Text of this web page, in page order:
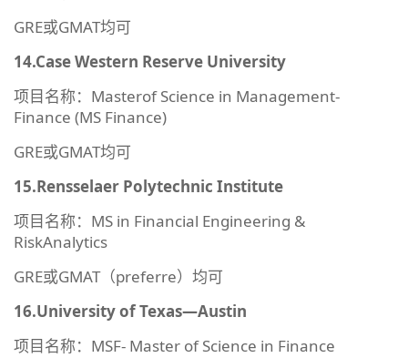
GRE或GMAT均可
14.Case Western Reserve University
项目名称：Masterof Science in Management-
Finance (MS Finance)
GRE或GMAT均可
15.Rensselaer Polytechnic Institute
项目名称：MS in Financial Engineering &
RiskAnalytics
GRE或GMAT（preferre）均可
16.University of Texas—Austin
项目名称：MSF- Master of Science in Finance